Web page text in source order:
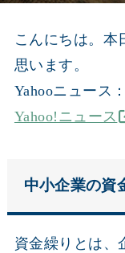
こんにちは。本
思います。
Yahooニュース：
Yahoo!ニュース
中小企業の資
資金繰りとは、